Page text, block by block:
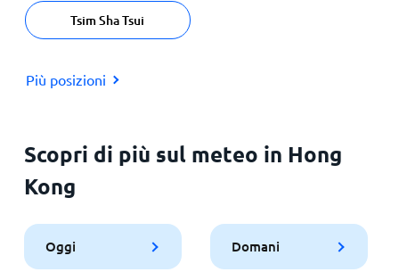
Tsim Sha Tsui
Più posizioni
Scopri di più sul meteo in Hong
Kong
Oggi Domani